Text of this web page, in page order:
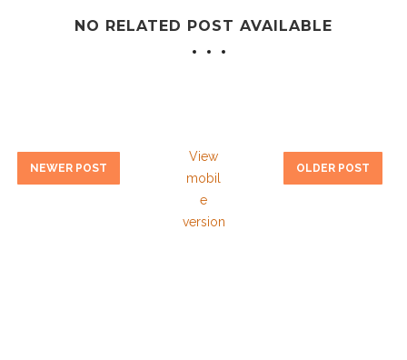
NO RELATED POST AVAILABLE
NEWER POST OLDER POST
View
mobil
e
version